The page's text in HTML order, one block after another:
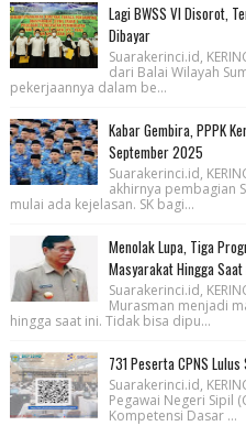
Lagi BWSS VI Disorot,
Dibayar
Suarakerinci.id,
dari Balai Wilayah
pekerjaannya dalam be...
Kabar Gembira, PPPK
September 2025
Suarakerinci.id,
akhirnya pembagian
mulai ada kejelasan. SK bagi...
Menolak Lupa, Tiga
Masyarakat Hingga
Suarakerinci.id,
Murasman menjadi
hingga saat ini. Tidak bisa dipu...
731 Peserta CPNS
Suarakerinci.id,
Pegawai Negeri Sipil
Kompetensi Dasar ...